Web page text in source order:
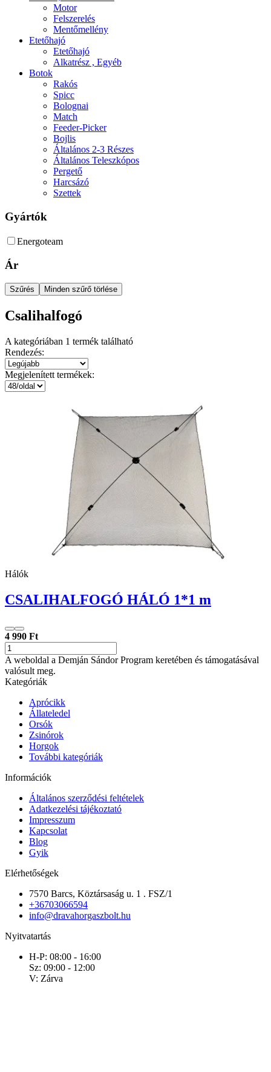
Motor
Felszerelés
Mentőmellény
Etetőhajó
Etetőhajó
Alkatrész , Egyéb
Botok
Rakós
Spicc
Bolognai
Match
Feeder-Picker
Bojlis
Általános 2-3 Részes
Általános Teleszkópos
Pergető
Harcsázó
Szettek
Gyártók
Energoteam
Ár
Szűrés Minden szűrő törlése
Csalihalfogó
A kategóriában 1 termék található
Rendezés:
Megjelenített termékek:
Hálók
CSALIHALFOGÓ HÁLÓ 1*1 m
4 990 Ft
A weboldal a Demján Sándor Program keretében és támogatásával
valósult meg.
Kategóriák
Aprócikk
Állateledel
Orsók
Zsinórok
Horgok
További kategóriák
Információk
Általános szerződési feltételek
Adatkezelési tájékoztató
Impresszum
Kapcsolat
Blog
Gyik
Elérhetőségek
7570 Barcs, Köztársaság u. 1 . FSZ/1
+36703066594
info@dravahorgaszbolt.hu
Nyitvatartás
H-P: 08:00 - 16:00
Sz: 09:00 - 12:00
V: Zárva